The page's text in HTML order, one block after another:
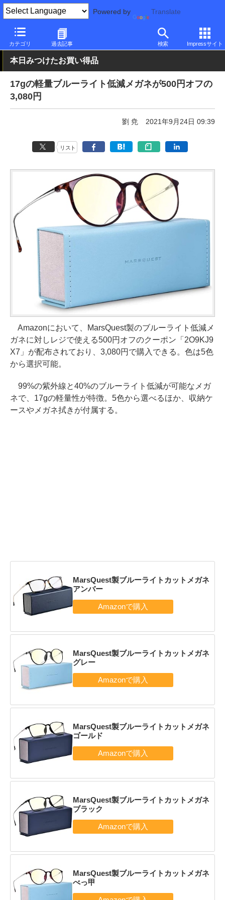
Powered by Translate
カテゴリ 過去記事 検索 Impressサイト
PC Watch 半導体/周辺機器
本日みつけたお買い得品
17gの軽量ブルーライト低減メガネが500円オフの
3,080円
劉 尭 2021年9月24日 09:39
リスト
Amazonにおいて、MarsQuest製のブルーライト低減メ
ガネに対しレジで使える500円オフのクーポン「2O9KJ9
X7」が配布されており、3,080円で購入できる。色は5色
から選択可能。
99%の紫外線と40%のブルーライト低減が可能なメガ
ネで、17gの軽量性が特徴。5色から選べるほか、収納ケ
ースやメガネ拭きが付属する。
MarsQuest製ブルーライトカットメガネ
アンバー
MarsQuest製ブルーライトカットメガネ
グレー
MarsQuest製ブルーライトカットメガネ
ゴールド
MarsQuest製ブルーライトカットメガネ
ブラック
MarsQuest製ブルーライトカットメガネ
べっ甲